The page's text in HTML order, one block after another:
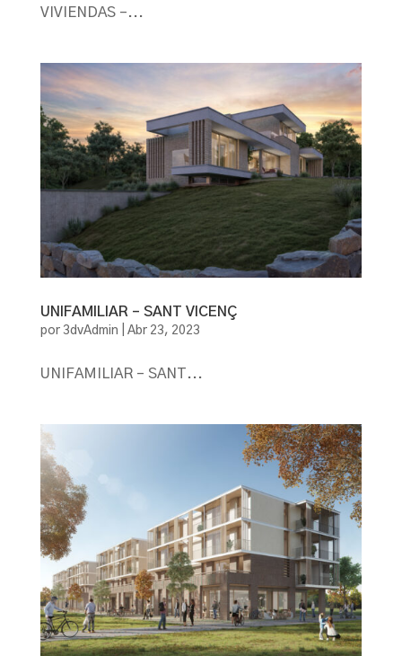
VIVIENDAS –...
UNIFAMILIAR – SANT VICENÇ
por 3dvAdmin Abr 23, 2023
UNIFAMILIAR – SANT...